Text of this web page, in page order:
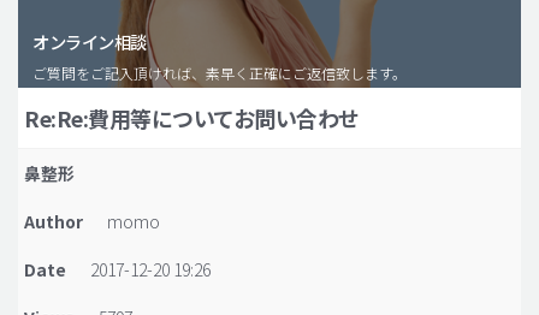
脂肪注入(アンチエイジング)
豊胸手術・バストアップ
プチ整形
idリアルストーリー
idニュース
オンライン相談
ご質問をご記入頂ければ、素早く正確にご返信致します。
Re:Re:費用等についてお問い合わせ
鼻整形
Author
momo
Date
2017-12-20 19:26